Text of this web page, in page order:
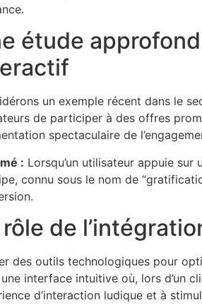
étude
un exemple récent dans le
de participer à des offres
spectaculaire de
: Lorsqu’un utilisateur appuie
connu sous le nom de
rôle de
des outils technologiques pour
interface intuitive où, lors d’un
d’interaction ludique et à